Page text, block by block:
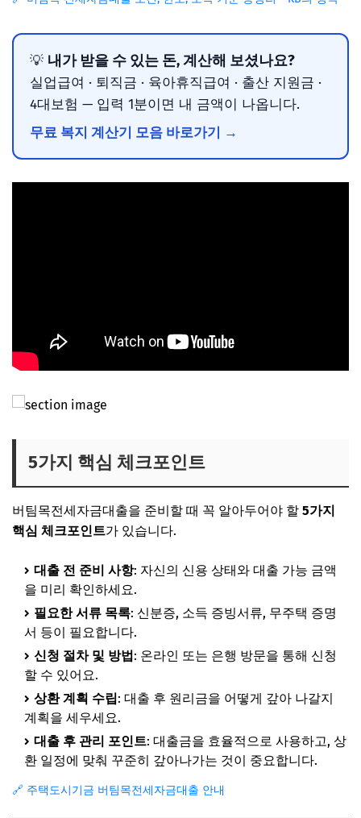
💡 내가 받을 수 있는 돈, 계산해 보셨나요?
실업급여 · 퇴직금 · 육아휴직급여 · 출산 지원금 ·
4대보험 — 입력 1분이면 내 금액이 나옵니다.
무료 복지 계산기 모음 바로가기 →
5가지 핵심 체크포인트
버팀목전세자금대출을 준비할 때 꼭 알아두어야 할 5가지
핵심 체크포인트가 있습니다.
대출 전 준비 사항: 자신의 신용 상태와 대출 가능 금액
을 미리 확인하세요.
필요한 서류 목록: 신분증, 소득 증빙서류, 무주택 증명
서 등이 필요합니다.
신청 절차 및 방법: 온라인 또는 은행 방문을 통해 신청
할 수 있어요.
상환 계획 수립: 대출 후 원리금을 어떻게 갚아 나갈지
계획을 세우세요.
대출 후 관리 포인트: 대출금을 효율적으로 사용하고, 상
환 일정에 맞춰 꾸준히 갚아나가는 것이 중요합니다.
🔗 주택도시기금 버팀목전세자금대출 안내